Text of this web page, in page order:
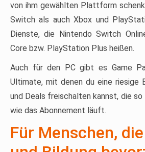
von ihm gewählten Plattform
Switch als auch Xbox und
Dienste, die Nintendo Switch
Core bzw. PlayStation Plus heißen.
Auch für den PC gibt es Game
Ultimate, mit denen du eine riesige
und Deals freischalten kannst, die so
wie das Abonnement läuft.
Für Menschen,